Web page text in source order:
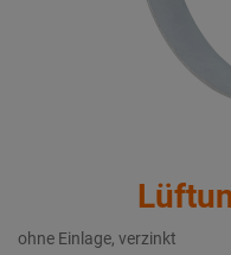
ohne Einlage, verzinkt